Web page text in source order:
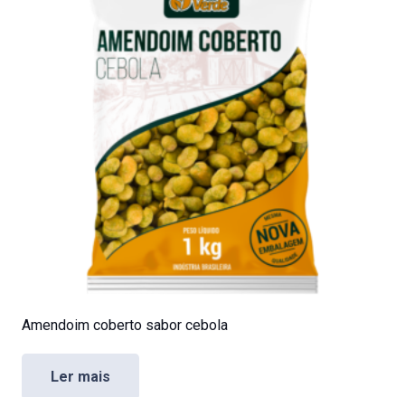
Amendoim coberto sabor cebola
Ler mais